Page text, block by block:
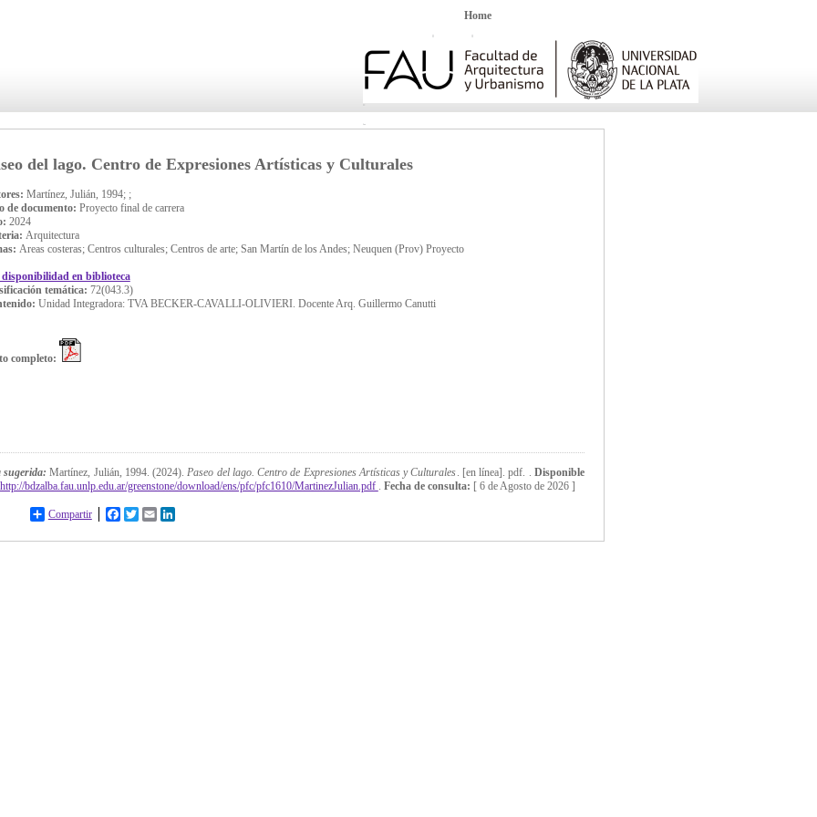
Home
del lago. Centro de Expresiones Artísticas y Culturales
Martínez, Julián, 1994; ;
de documento: Proyecto final de carrera
2024
Arquitectura
Areas costeras; Centros culturales; Centros de arte; San Martín de los Andes; Neuquen (Prov) Proyecto
disponibilidad en biblioteca
temática: 72(043.3)
Unidad Integradora: TVA BECKER-CAVALLI-OLIVIERI. Docente Arq. Guillermo Canutti
completo:
sugerida:Martínez, Julián, 1994. (2024).Paseo del lago. Centro de Expresiones Artísticas y Culturales. [en línea]. pdf. . Disponible
http://bdzalba.fau.unlp.edu.ar/greenstone/download/ens/pfc/pfc1610/MartinezJulian.pdf . Fecha de consulta: [ 6 de Agosto de 2026 ]
Compartir FacebookTwitterEmail